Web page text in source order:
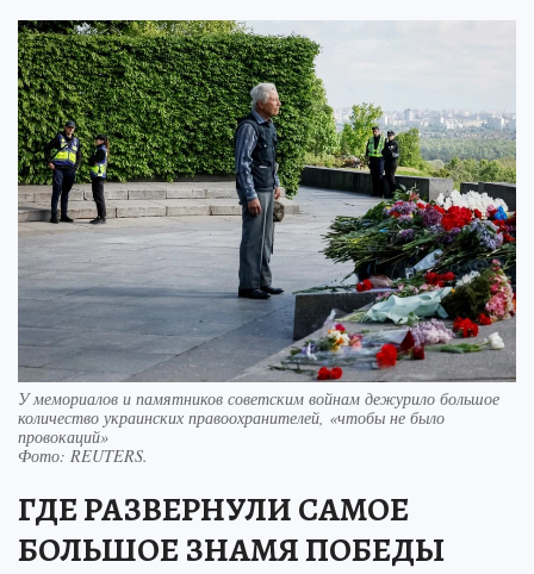
У мемориалов и памятников советским войнам дежурило большое
количество украинских правоохранителей, «чтобы не было
провокаций»
Фото: REUTERS.
ГДЕ РАЗВЕРНУЛИ САМОЕ
БОЛЬШОЕ ЗНАМЯ ПОБЕДЫ